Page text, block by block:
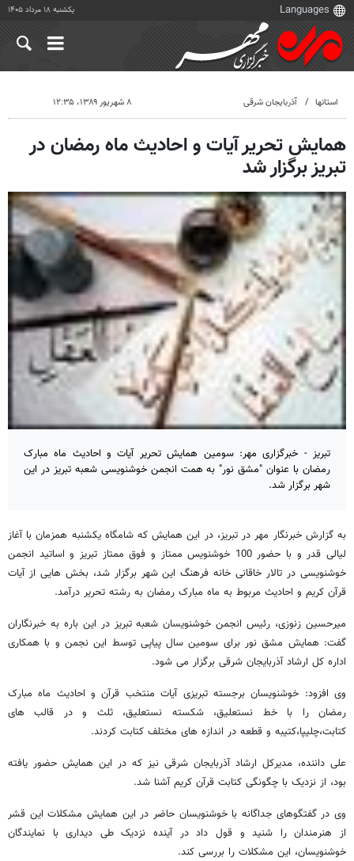
یکشنبه ۱۸ مرداد ۱۴۰۵
استانها آذربایجان شرقی ۸ شهریور ۱۳۸۹، ۱۲:۳۵
همایش تحریر آیات و احادیث ماه رمضان در
تبریز برگزار شد
تبریز - خبرگزاری مهر: سومین همایش تحریر آیات و احادیث ماه مبارک
رمضان با عنوان "مشق نور" به همت انجمن خوشنویسی شعبه تبریز در این
شهر برگزار شد.
به گزارش خبرنگار مهر در تبریز،‌ در این همایش که شامگاه یکشنبه همزمان با آغاز
لیالی قدر و با حضور 100 خوشنویس ممتاز و فوق ممتاز تبریز و اساتید انجمن
خوشنویسی در تالار خاقانی خانه فرهنگ این شهر برگزار شد، بخش هایی از آیات
قرآن کریم و احادیث مربوط به ماه مبارک رمضان به رشته تحریر درآمد.
میرحسین زنوزی،‌ رئیس انجمن خوشنویسان شعبه تبریز در این باره به خبرنگاران
گفت: همایش مشق نور برای سومین سال پیاپی توسط این نجمن و با همکاری
اداره کل ارشاد آذربایجان شرقی برگزار می شود.
وی افزود: خوشنویسان برجسته تبریزی آیات منتخب قرآن و احادیث ماه مبارک
رمضان را با خط نستعلیق، ‌شکسته نستعلیق، ثلث و در قالب های
کتابت،‌چلیپا،‌کتیبه و قطعه در اندازه های مختلف کتابت کردند.
علی داننده، ‌مدیرکل ارشاد آذربایجان شرقی نیز که در این همایش حضور یافته
بود،‌ از نزدیک با چگونگی کتابت قرآن کریم آشنا شد.
وی در گفتگوهای جداگانه با خوشنویسان حاضر در این همایش مشکلات این قشر
از هنرمندان را شنید و قول داد در آینده نزدیک طی دیداری با نمایندگان
خوشنویسان، این مشکلات را بررسی کند.